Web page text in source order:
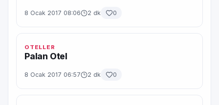
8 Ocak 2017 08:06 2 dk 0
OTELLER
Palan Otel
8 Ocak 2017 06:57 2 dk 0